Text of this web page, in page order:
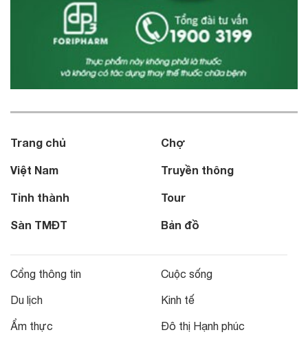
Trang chủ
Việt Nam
Tỉnh thành
Sàn TMĐT
Chợ
Truyền thông
Tour
Bản đồ
Cổng thông tin
Du lịch
Ẩm thực
Cuộc sống
Kinh tế
Đô thị Hạnh phúc